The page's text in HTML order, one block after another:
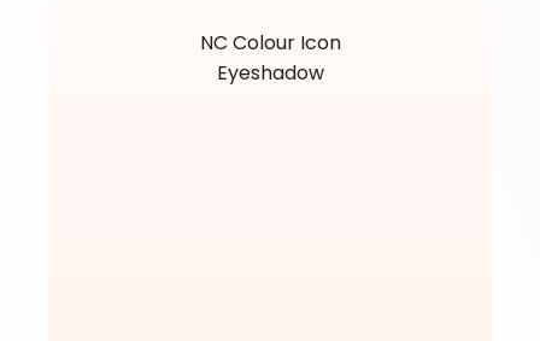
NC Colour Icon
Eyeshadow